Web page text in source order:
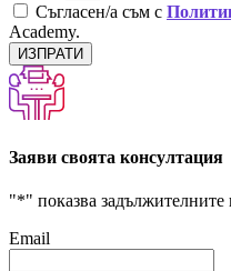
Съгласен/а съм с
Academy.
ИЗПРАТИ
Заяви своята консултация
"*" показва задължителните
Email